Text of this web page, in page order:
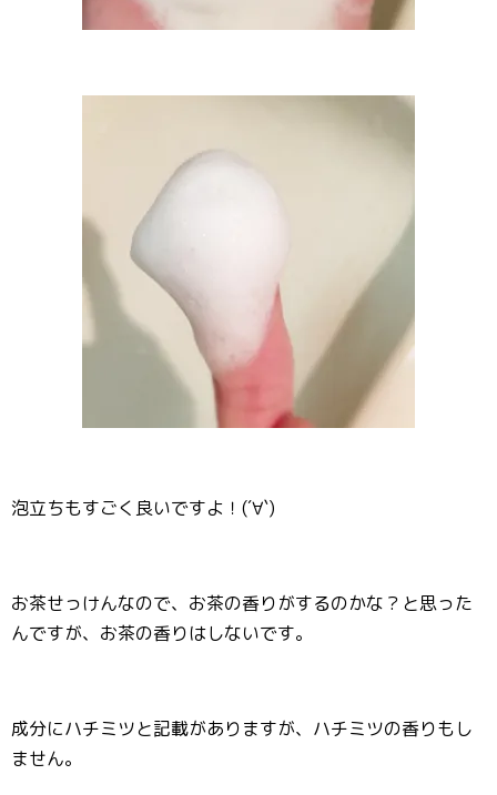
泡立ちもすごく良いですよ！(´∀`)
お茶せっけんなので、お茶の香りがするのかな？と思った
んですが、お茶の香りはしないです。
成分にハチミツと記載がありますが、ハチミツの香りもし
ません。